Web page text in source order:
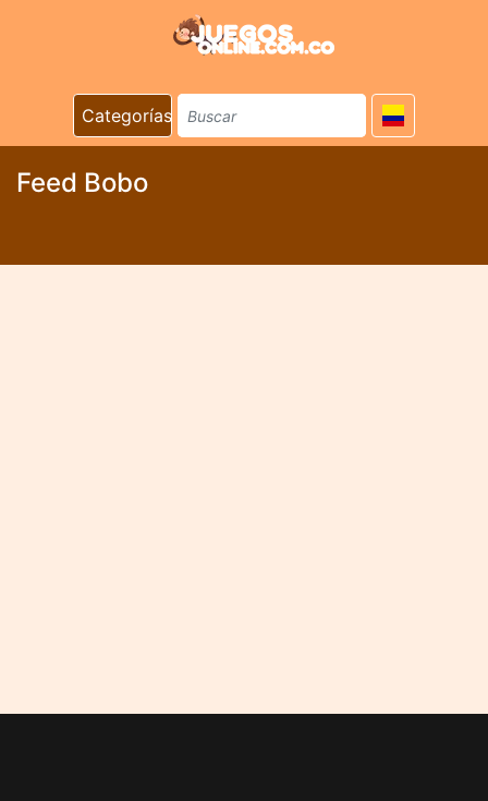
Categorías
Feed Bobo